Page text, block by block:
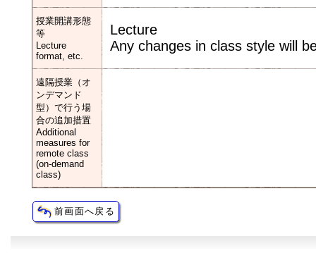
授業開講形態
等
Lecture
format, etc.
Lecture
Any changes in class style will
遠隔授業（オ
ンデマンド
型）で行う場
合の追加措置
Additional
measures for
remote class
(on-demand
class)